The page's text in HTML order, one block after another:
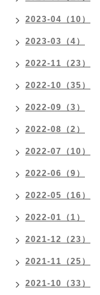
2023-04（10）
2023-03（4）
2022-11（23）
2022-10（35）
2022-09（3）
2022-08（2）
2022-07（10）
2022-06（9）
2022-05（16）
2022-01（1）
2021-12（23）
2021-11（25）
2021-10（33）